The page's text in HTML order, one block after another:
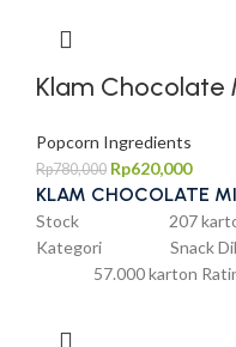
Klam Chocolate
Popcorn Ingredients
Rp780,000 Rp620,000
KLAM CHOCOLATE
Stock 207 karton
Kategori Snack
57.000 karton